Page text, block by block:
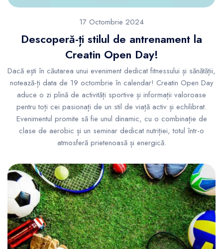
17 Octombrie 2024
Descoperă-ți stilul de antrenament la
Creatin Open Day!
Dacă ești în căutarea unui eveniment dedicat fitnessului și sănătății,
notează-ți data de 19 octombrie în calendar! Creatin Open Day
aduce o zi plină de activități sportive și informații valoroase
pentru toți cei pasionați de un stil de viață activ și echilibrat.
Evenimentul promite să fie unul dinamic, cu o combinație de
clase de aerobic și un seminar dedicat nutriției, totul într-o
atmosferă prietenoasă și energică.